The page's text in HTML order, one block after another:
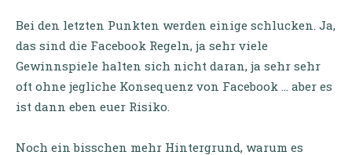
Bei den letzten Punkten werden einige schlucken. Ja,
das sind die Facebook Regeln, ja sehr viele
Gewinnspiele halten sich nicht daran, ja sehr sehr
oft ohne jegliche Konsequenz von Facebook … aber es
ist dann eben euer Risiko.
Noch ein bisschen mehr Hintergrund, warum es